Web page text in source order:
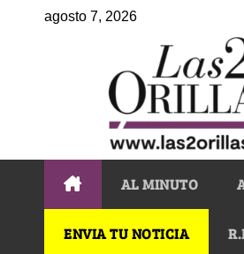
agosto 7, 2026
AL MINUTO
ENVIA TU NOTICIA